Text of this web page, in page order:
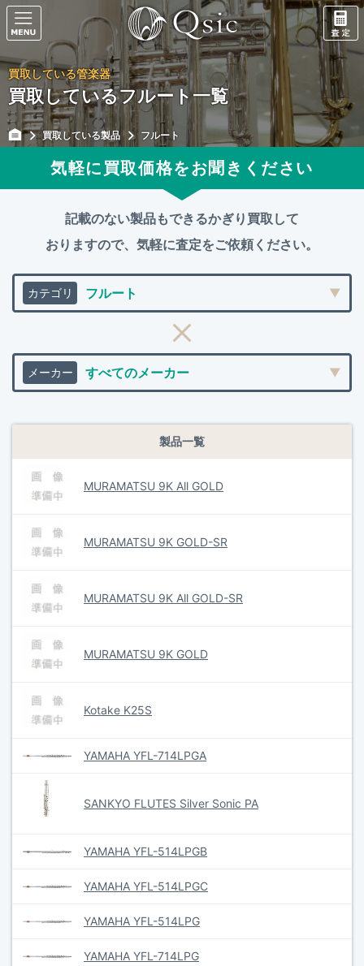
買取している管楽器
買取しているフルート一覧
買取している製品 フルート
気軽に買取価格をお聞きください
記載のない製品もできるかぎり買取して
おりますので、 気軽に査定をご依頼ください。
製品一覧
MURAMATSU 9K All GOLD
MURAMATSU 9K GOLD-SR
MURAMATSU 9K All GOLD-SR
MURAMATSU 9K GOLD
Kotake K25S
YAMAHA YFL-714LPGA
SANKYO FLUTES Silver Sonic PA
YAMAHA YFL-514LPGB
YAMAHA YFL-514LPGC
YAMAHA YFL-514LPG
YAMAHA YFL-714LPG